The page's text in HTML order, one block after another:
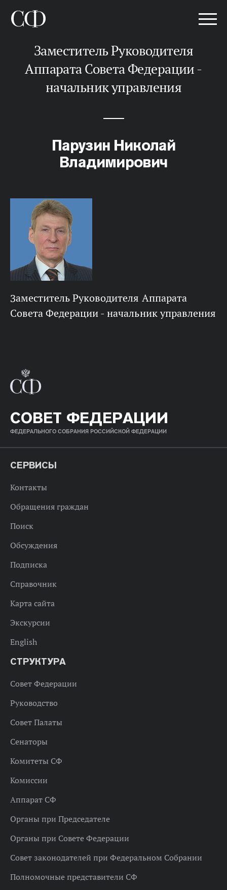
заместитель Руководителя
Аппарата Совета Федерации -
начальник управления
Парузин Николай
Владимирович
заместитель Руководителя Аппарата
Совета Федерации - начальник управления
СОВЕТ ФЕДЕРАЦИИ
ФЕДЕРАЛЬНОГО СОБРАНИЯ РОССИЙСКОЙ ФЕДЕРАЦИИ
СЕРВИСЫ
Контакты
Обращения граждан
Поиск
Обсуждения
Подписка
Справочник
Карта сайта
Экскурсии
English
СТРУКТУРА
Совет Федерации
Руководство
Совет Палаты
Сенаторы
Комитеты СФ
Комиссии
Аппарат СФ
Органы при Председателе
Органы при Совете Федерации
Совет законодателей при Федеральном Собрании
Полномочные представители СФ